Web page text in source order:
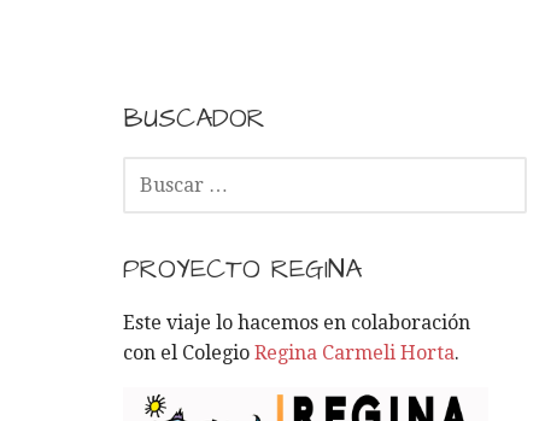
BUSCADOR
C
R
:
PROYECTO REGINA
Este viaje lo hacemos en colaboración
con el ColegioRegina Carmeli Horta.